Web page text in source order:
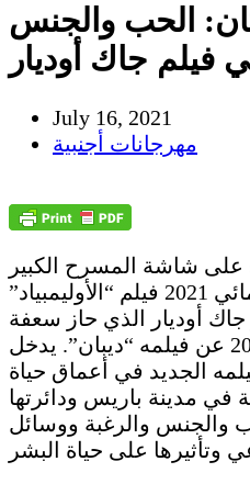
الحب والجنس
فيلم جاك أوديار
July 16, 2021
مهرجانات أجنبية
على شاشة المسرح الكبير
بمهرجان كان السينمائي 2021 فيلم “الأوليمبياد”
أوديار الذي حاز سعفة
المهرجان الذهبية عام 2015 عن فيلمه “ديبان”. يدخل
الجديد في أعماق حياة
في مدينة باريس ودائرتها
والجنس والرغبة ووسائل